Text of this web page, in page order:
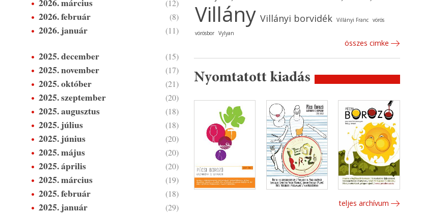
(12)
2026. február (8)
2026. január (11)
2025. december (15)
2025. november (17)
2025. október (21)
2025. szeptember (20)
2025. augusztus (18)
2025. július (18)
2025. június (20)
2025. május (20)
2025. április (20)
2025. március (19)
2025. február (18)
2025. január (29)
Villány Villányi borvidék Villányi Franc vörös
vörösbor Vylyan
összes cimke
Nyomtatott kiadás
teljes archívum